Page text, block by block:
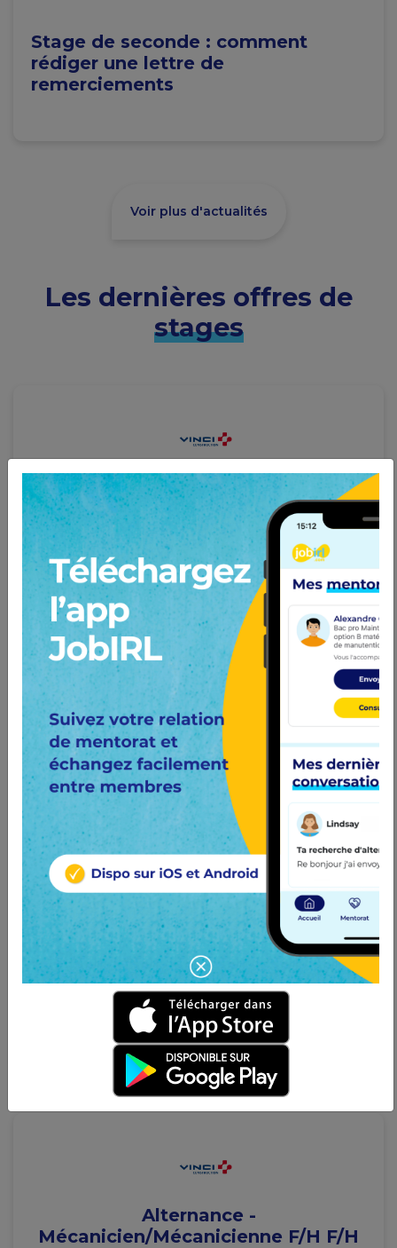
Stage de seconde : comment
rédiger une lettre de
remerciements
Voir plus d'actualités
Les dernières offres de
stages
Alternant Licence
démantèlement/déchet/désamianta
ge F/H
VINCI Construction
1 an à Saint-Paul-lès-Durance (13)
Notre entité NUVIA Process porte nos activités
en mécanique &...
Alternance -
Conductrice/Conducteur d'engins
F/H F/H
VINCI Construction
12 mois à Claye-Souilly (77)
ETF, filiale ferroviaire de VINCI Construction,
est un acteur de premier plan des travaux...
Alternance -
Mécanicien/Mécanicienne F/H F/H